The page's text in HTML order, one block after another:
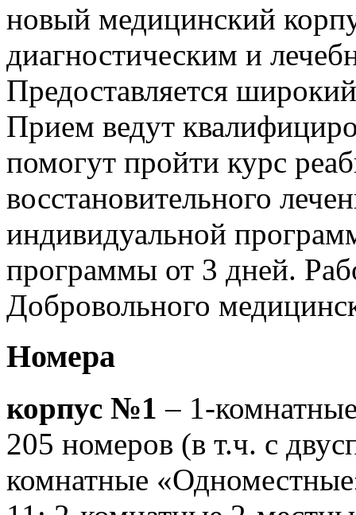
новый медицинский
диагностическим и
Предоставляется
Прием ведут
помогут пройти курс
восстановительного
индивидуальной
программы от 3 дней.
Добровольного
Номера
корпус №1 – 1-
205 номеров (в т.ч. с
комнатные